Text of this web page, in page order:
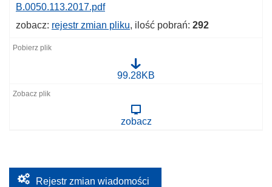
B.0050.113.2017.pdf
zobacz: rejestr zmian pliku, ilość pobrań: 292
0
2
99.28KB
zobacz
Rejestr zmian wiadomości